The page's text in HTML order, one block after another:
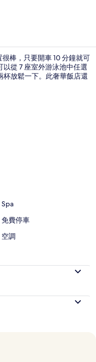
棒，只要開車 10 分鐘就可
從 7 座室外游泳池中任選
放鬆一下。此奢華飯店還
Spa
免費停車
空調